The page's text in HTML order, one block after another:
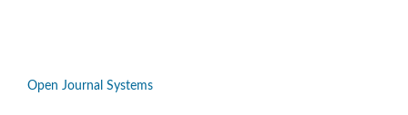
Open Journal Systems